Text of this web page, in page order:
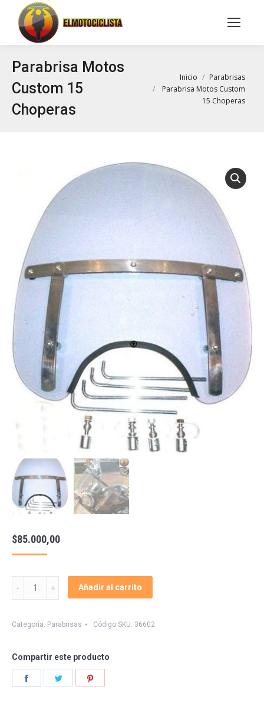
Buscar:
Parabrisa Motos
Custom 15
Choperas
Estás aquí:Inicio
Parabrisas
Parabrisa Motos Custom
15 Choperas
$85.000,00
Parabrisa
15
Añadir al carrito
Categoría: Parabrisas Código SKU: 36602
Compartir este producto